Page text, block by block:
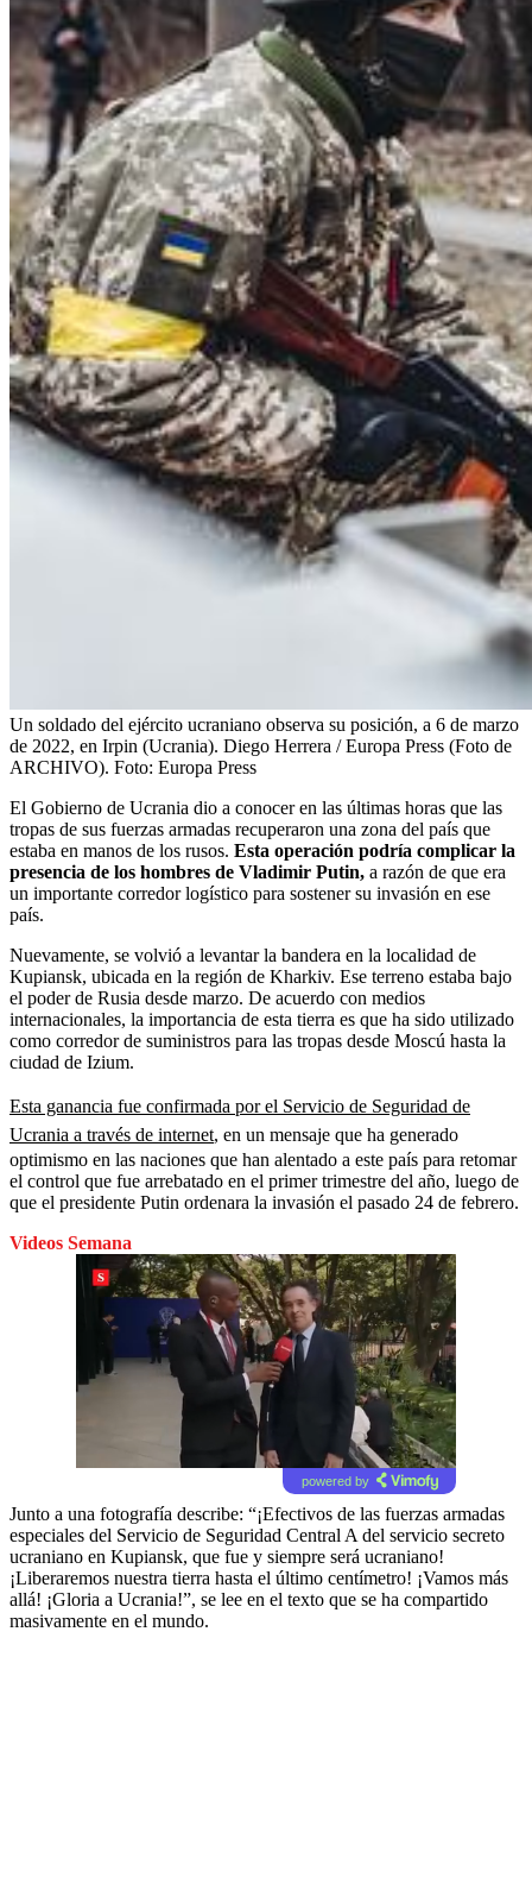
Un soldado del ejército ucraniano observa su posición, a 6 de marzo
de 2022, en Irpin (Ucrania). Diego Herrera / Europa Press (Foto de
ARCHIVO). Foto: Europa Press
El Gobierno de Ucrania dio a conocer en las últimas horas que las
tropas de sus fuerzas armadas recuperaron una zona del país que
estaba en manos de los rusos. Esta operación podría complicar la
presencia de los hombres de Vladimir Putin, a razón de que era
un importante corredor logístico para sostener su invasión en ese
país.
Nuevamente, se volvió a levantar la bandera en la localidad de
Kupiansk, ubicada en la región de Kharkiv. Ese terreno estaba bajo
el poder de Rusia desde marzo. De acuerdo con medios
internacionales, la importancia de esta tierra es que ha sido utilizado
como corredor de suministros para las tropas desde Moscú hasta la
ciudad de Izium.
Esta ganancia fue confirmada por el Servicio de Seguridad de
Ucrania a través de internet, en un mensaje que ha generado
optimismo en las naciones que han alentado a este país para retomar
el control que fue arrebatado en el primer trimestre del año, luego de
que el presidente Putin ordenara la invasión el pasado 24 de febrero.
Videos Semana
powered by
Junto a una fotografía describe: “¡Efectivos de las fuerzas armadas
especiales del Servicio de Seguridad Central A del servicio secreto
ucraniano en Kupiansk, que fue y siempre será ucraniano!
¡Liberaremos nuestra tierra hasta el último centímetro! ¡Vamos más
allá! ¡Gloria a Ucrania!”, se lee en el texto que se ha compartido
masivamente en el mundo.